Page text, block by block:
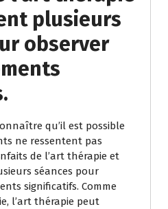
plusieurs
observer
qu’il est possible
ne ressentent pas
de l’art thérapie et
séances pour
significatifs. Comme
l’art thérapie peut